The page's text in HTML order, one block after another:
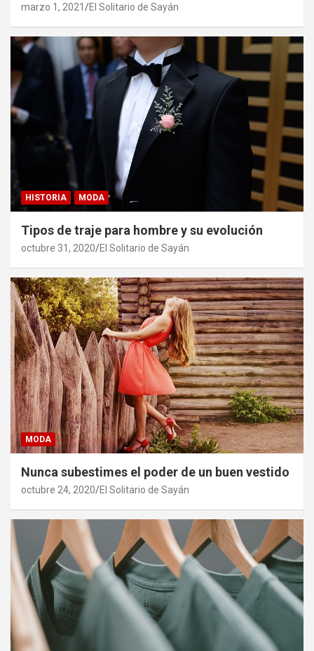
marzo 1, 2021 El Solitario de Sayán
HISTORIA MODA
Tipos de traje para hombre y su evolución
octubre 31, 2020 El Solitario de Sayán
MODA
Nunca subestimes el poder de un buen vestido
octubre 24, 2020 El Solitario de Sayán